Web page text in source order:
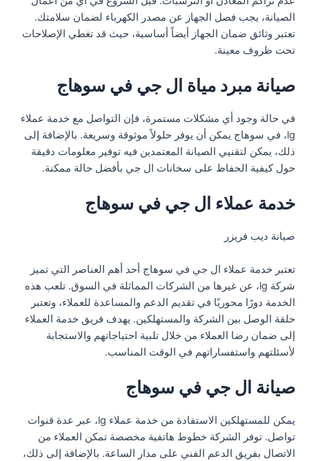
الصيانة، يجب فصل الجهاز عن مصدر الكهرباء لضمان سلامتك.
تعتبر وثائق ضمان الجهاز أيضاً أساسية، حيث قد تغطي الإصلاحات
تحت ظروف معينة.
صيانة مبرد مياة ال جي في سوهاج
في حالة وجود أي مشكلات مستمرة، فإن التواصل مع خدمة عملاء
lg، في سوهاج يمكن أن يوفر حلولاً موثوقة وسريعة. بالإضافة إلى
ذلك، يمكن لتقنيي الصيانة المعتمدين فيه توفير معلومات دقيقة
حول كيفية الحفاظ على سخانات ال جي بأفضل حالة ممكنة.
خدمة عملاء ال جي في سوهاج
صيانة ديب فريزر
تعتبر خدمة عملاء ال جي في سوهاج أحد أهم العناصر التي تميز
شركة lg، عن غيرها من الشركات المماثلة في السوق. تلعب هذه
الخدمة دورًا محوريًا في تقديم الدعم والمساعدة للعملاء، وتعتبر
حلقة الوصل بين الشركة والمستهلكين. يهدف فريق خدمة العملاء
إلى ضمان رضا العملاء من خلال تلبية احتياجاتهم والاستجابة
لأسئلتهم واستفساراتهم في الوقت المناسب.
صيانة ال جي في سوهاج
يمكن للمستهلكين الاستفادة من خدمة عملاء lg، عبر عدة قنوات
تواصل. توفر الشركة خطوط هاتفية مخصصة تمكن العملاء من
الاتصال بفريق الدعم الفني على مدار الساعة. بالإضافة إلى ذلك،